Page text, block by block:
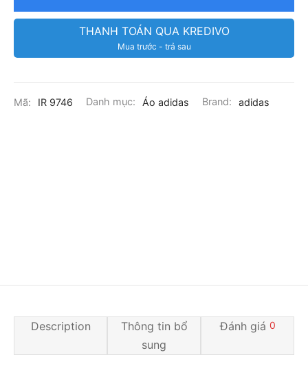
THANH TOÁN QUA KREDIVO
Mua trước - trả sau
Mã: IR 9746 Danh mục: Áo adidas Brand: adidas
Description
Thông tin bổ
sung
Đánh giá 0